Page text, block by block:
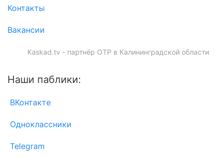
Контакты
Вакансии
Kaskad.tv - партнёр ОТР в Калининградской области
Наши паблики:
ВКонтакте
Одноклассники
Telegram